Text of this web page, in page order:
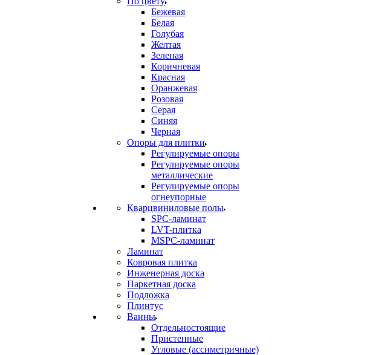
Бежевая
Белая
Голубая
Желтая
Зеленая
Коричневая
Красная
Оранжевая
Розовая
Серая
Синяя
Черная
Опоры для плитки
Регулируемые опоры
Регулируемые опоры
металлические
Регулируемые опоры
огнеупорные
Кварцвиниловые полы
SPC-ламинат
LVT-плитка
MSPC-ламинат
Ламинат
Ковровая плитка
Инженерная доска
Паркетная доска
Подложка
Плинтус
Ванны
Отдельностоящие
Пристенные
Угловые (ассиметричные)